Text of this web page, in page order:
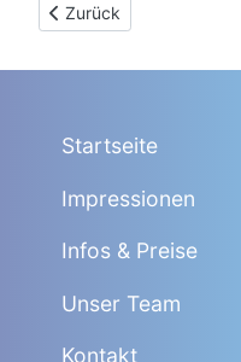
Vorheriger Beitrag:
Zurück
Startseite
Impressionen
Infos & Preise
Unser Team
Kontakt